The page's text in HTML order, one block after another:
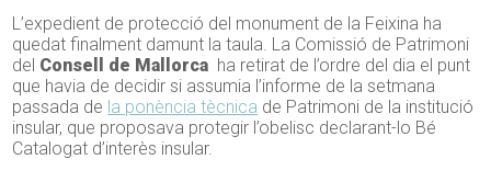
L’expedient de protecció del monument de la Feixina ha
quedat finalment damunt la taula. La Comissió de Patrimoni
del Consell de Mallorca ha retirat de l’ordre del dia el punt
que havia de decidir si assumia l’informe de la setmana
passada de la ponència tècnica de Patrimoni de la institució
insular, que proposava protegir l’obelisc declarant-lo Bé
Catalogat d’interès insular.